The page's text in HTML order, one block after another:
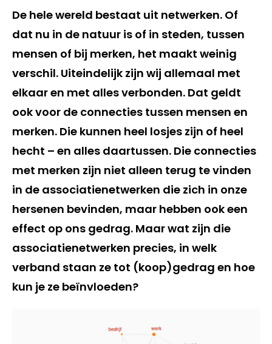
De hele wereld bestaat uit netwerken. Of
dat nu in de natuur is of in steden, tussen
mensen of bij merken, het maakt weinig
verschil. Uiteindelijk zijn wij allemaal met
elkaar en met alles verbonden. Dat geldt
ook voor de connecties tussen mensen en
merken. Die kunnen heel losjes zijn of heel
hecht – en alles daartussen. Die connecties
met merken zijn niet alleen terug te vinden
in de associatienetwerken die zich in onze
hersenen bevinden, maar hebben ook een
effect op ons gedrag. Maar wat zijn die
associatienetwerken precies, in welk
verband staan ze tot (koop)gedrag en hoe
kun je ze beïnvloeden?